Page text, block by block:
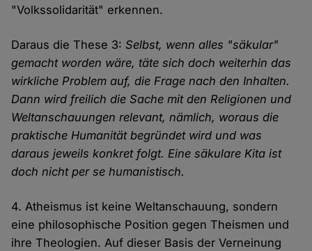
"Volkssolidarität" erkennen.
Daraus die These 3:Selbst, wenn alles "säkular"
gemacht worden wäre, täte sich doch weiterhin das
wirkliche Problem auf, die Frage nach den Inhalten.
Dann wird freilich die Sache mit den Religionen und
Weltanschauungen relevant, nämlich, woraus die
praktische Humanität begründet wird und was
daraus jeweils konkret folgt. Eine säkulare Kita ist
doch nicht per se humanistisch.
4. Atheismus ist keine Weltanschauung, sondern
eine philosophische Position gegen Theismen und
ihre Theologien. Auf dieser Basis der Verneinung